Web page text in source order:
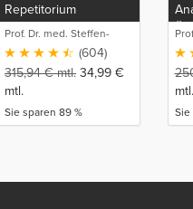
Repetitorium
Prof. Dr. med. Steffen-
Boris Wirth (1)
(604)
315,94€mtl. 34,99 €
mtl.
Sie sparen 89 %
mtl.
Sie